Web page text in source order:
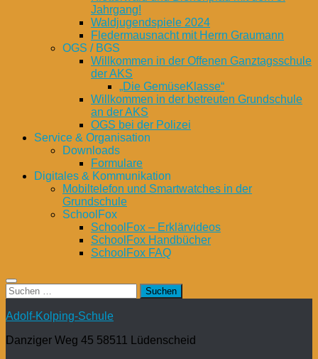
Jahrgang!
Waldjugendspiele 2024
Fledermausnacht mit Herrn Graumann
OGS / BGS
Willkommen in der Offenen Ganztagsschule
der AKS
„Die GemüseKlasse“
Willkommen in der betreuten Grundschule
an der AKS
OGS bei der Polizei
Service & Organisation
Downloads
Formulare
Digitales & Kommunikation
Mobiltelefon und Smartwatches in der
Grundschule
SchoolFox
SchoolFox – Erklärvideos
SchoolFox Handbücher
SchoolFox FAQ
Suchen
nach:
Adolf-Kolping-Schule
Danziger Weg 45 58511 Lüdenscheid